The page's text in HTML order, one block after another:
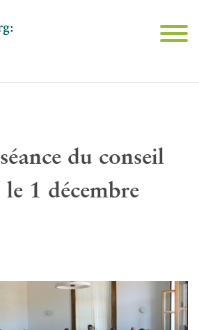
du conseil
1 décembre